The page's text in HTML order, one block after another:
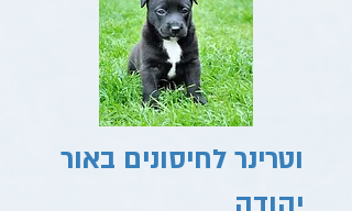
וטרינר לחיסונים באור